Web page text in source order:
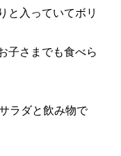
と入っていてボリ
子さまでも食べら
ラダと飲み物で